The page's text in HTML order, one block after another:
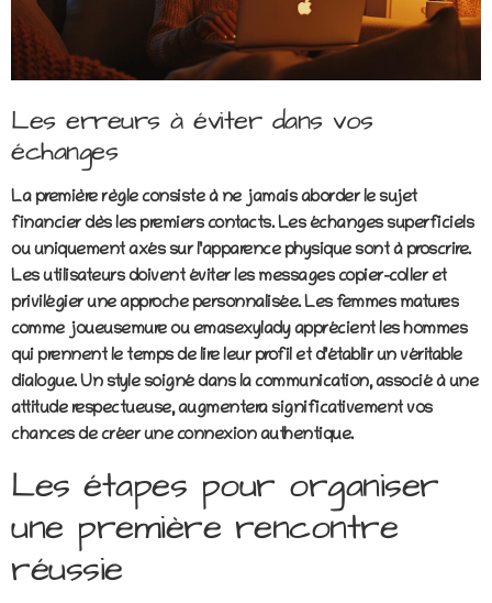
Les erreurs à éviter dans vos
échanges
La première règle consiste à ne jamais aborder le sujet
financier dès les premiers contacts. Les échanges superficiels
ou uniquement axés sur l’apparence physique sont à proscrire.
Les utilisateurs doivent éviter les messages copier-coller et
privilégier une approche personnalisée. Les femmes matures
comme joueusemure ou emasexylady apprécient les hommes
qui prennent le temps de lire leur profil et d’établir un véritable
dialogue. Un style soigné dans la communication, associé à une
attitude respectueuse, augmentera significativement vos
chances de créer une connexion authentique.
Les étapes pour organiser
une première rencontre
réussie